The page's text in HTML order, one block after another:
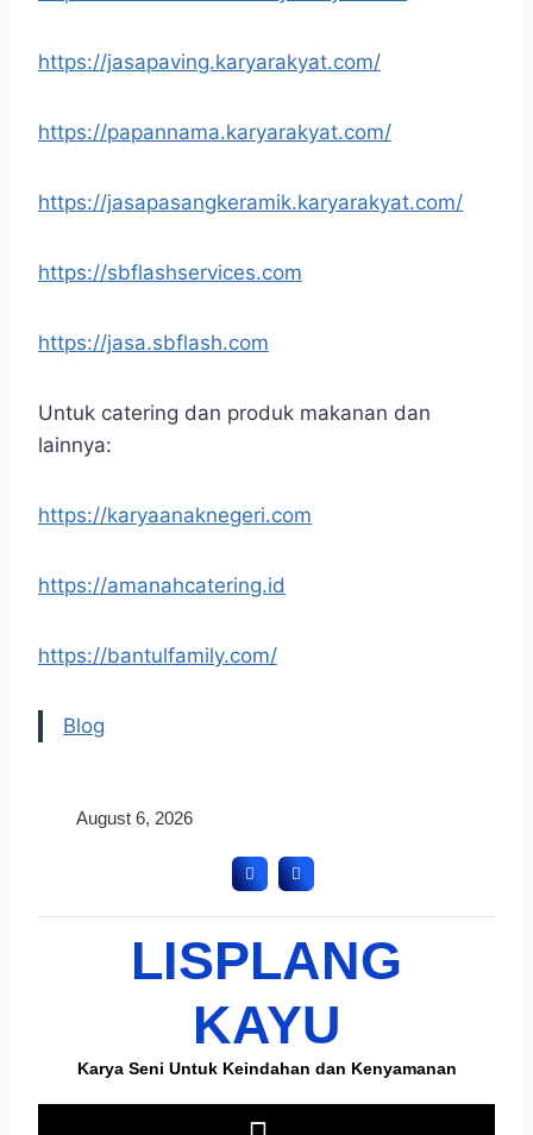
https://jasapaving.karyarakyat.com/
https://papannama.karyarakyat.com/
https://jasapasangkeramik.karyarakyat.com/
https://sbflashservices.com
https://jasa.sbflash.com
Untuk catering dan produk makanan dan
lainnya:
https://karyaanaknegeri.com
https://amanahcatering.id
https://bantulfamily.com/
Blog